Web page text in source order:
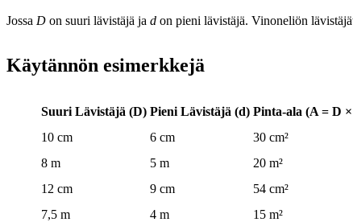
Jossa D on suuri lävistäjä ja d on pieni lävistäjä. Vinoneliön
Käytännön esimerkkejä
Suuri Lävistäjä (D) Pieni Lävistäjä (d) Pinta-ala (A = D
10 cm
6 cm
30 cm²
8 m
5 m
20 m²
12 cm
9 cm
54 cm²
7,5 m
4 m
15 m²